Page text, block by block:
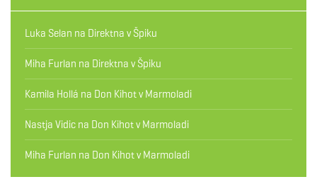
Luka Selan na Direktna v Špiku
Miha Furlan na Direktna v Špiku
Kamila Hollá na Don Kihot v Marmoladi
Nastja Vidic na Don Kihot v Marmoladi
Miha Furlan na Don Kihot v Marmoladi